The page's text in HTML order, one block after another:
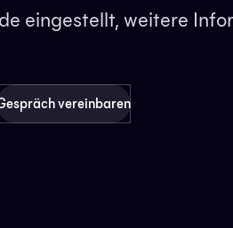
eingestellt, weitere
vereinbaren